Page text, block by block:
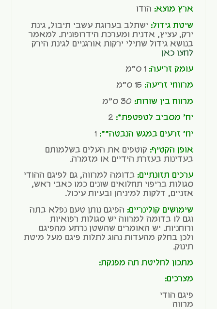
ארץ מוצא: הודו
שיטת גידול: ישתלב בערוגת עשבי תיבול, גינת
ירק, עציץ, אדנית ומערכת הידרופונית. למאמר
בנושא גידול שתילי ירקות אורגניים לגינת הירק
לחצו כאן
עומק זריעה:
מרווחי זריעה:
מרווח בין שורות:
יח' מסביב לטפטפת*: 2
יח' זרעים במגש הנבטה**:
אופן הקטיף: קוטפים את העלים בשלמותם
בעדינות בעזרת הידיים או מזמרה.
ערכים תזונתיים: בדומה למרווה, גם לפיגם ההודי
סגולות בריפוי תחלואים שונים כמו כאבי ראש,
אזניים, דלקות למיניהן ובעיות עיכול.
שימושים קולינריים: הפיגם נותן טעם נפלא בתה
וגם לו בדומה למרווה יש סגולות רפואיות
ורוחניות. יש האומרים שהשטן נרתע מהפיגם
ולכן בחלק מהעדות נהוג לתלות פיגם מעל מיטת
תינוק.
מתכון לחליטת תה מפנקת:
מצרכים:
פיגם הודי
מרווה